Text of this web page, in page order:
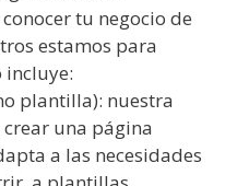
tu negocio de
estamos para
incluye:
plantilla): nuestra
una página
a las necesidades